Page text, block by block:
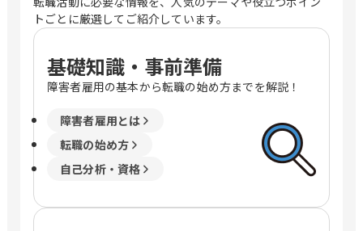
トごとに厳選してご紹介しています。
基礎知識・事前準備
障害者雇用の基本から転職の始め方までを解説！
障害者雇用とは
転職の始め方
自己分析・資格